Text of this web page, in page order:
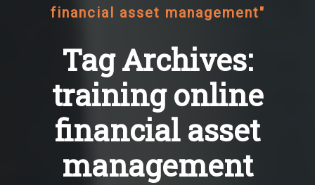
financial asset management"
Tag Archives:
training online
financial asset
management